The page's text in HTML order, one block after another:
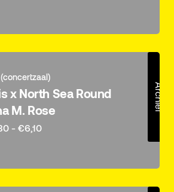
Archief
x North Sea Round
M. Rose
- €6,10